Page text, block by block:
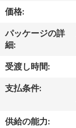
に
つ
い
て
工
価格:
パッケージの詳
細:
受渡し時間:
支払条件:
供給の能力: